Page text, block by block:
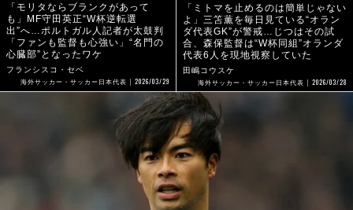
「モリタならブランクがあって
も」MF守田英正“W杯逆転選
出”へ…ポルトガル人記者が太鼓判
「ファンも監督も心強い」“名門の
心臓部”となったワケ
フランシスコ・セベ
海外サッカー・サッカー日本代表 2026/03/29
「ミトマを止めるのは簡単じゃない
よ」三笘薫を毎日見ている“オラン
ダ代表GK”が警戒…じつはその試
合、森保監督は“W杯同組”オランダ
代表6人を現地視察していた
田嶋コウスケ
海外サッカー・サッカー日本代表 2026/03/28